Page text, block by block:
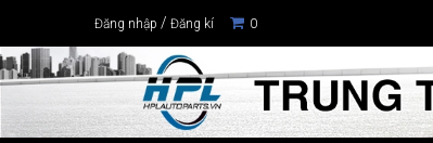
Đăng nhập / Đăng kí 0